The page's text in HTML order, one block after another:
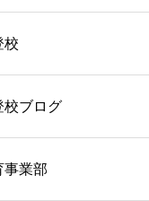
校
校ブログ
事業部